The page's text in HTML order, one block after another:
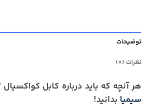
توضیحات
نظرات (0)
هر آنچه که باید درباره کابل کواکسیال CCTV روکش مشکی
سیمیا بدانید!